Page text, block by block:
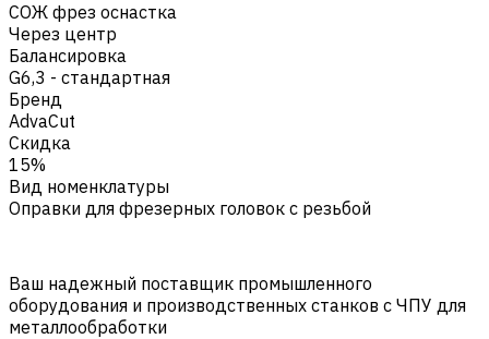
СОЖ фрез оснастка
Через центр
Балансировка
G6,3 - стандартная
Бренд
AdvaCut
Скидка
15%
Вид номенклатуры
Оправки для фрезерных головок с резьбой
Ваш надежный поставщик промышленного
оборудования и производственных станков с ЧПУ для
металлообработки